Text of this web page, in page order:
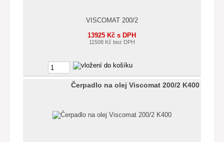
VISCOMAT 200/2
13925 Kč s DPH
11508 Kč bez DPH
Čerpadlo na olej Viscomat 200/2 K400